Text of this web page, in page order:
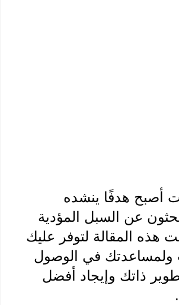
الجميع، ويبحثون عن السبل المؤدية
إليه. وقد أتت هذه المقالة لتوفر عليك
جهد البحث ولمساعدتك في الوصول
إلى سبل تطوير ذاتك وإيجاد أفضل